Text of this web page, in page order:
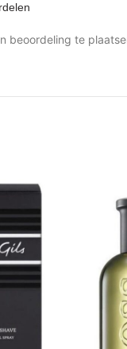
beoordeling te